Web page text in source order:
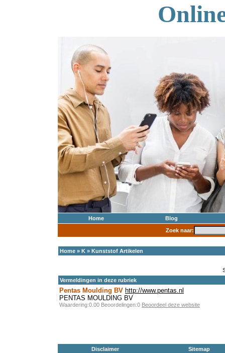
Home
Blog
Zoek naar:
Home » K » Kunststof Artikelen
Vermeldingen in deze rubriek
Pentas Moulding BV http://www.pentas.nl
PENTAS MOULDING BV
Waardering:0.00 Beoordelingen:0 Beoordeel deze website
Disclaimer Sitemap